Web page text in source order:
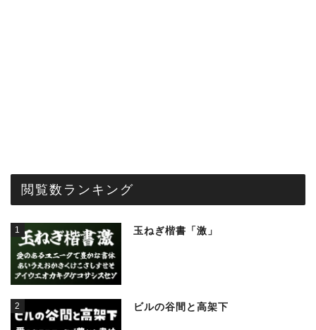
閲覧数ランキング
1 玉ねぎ楷書「激」
2 ビルの谷間と高架下